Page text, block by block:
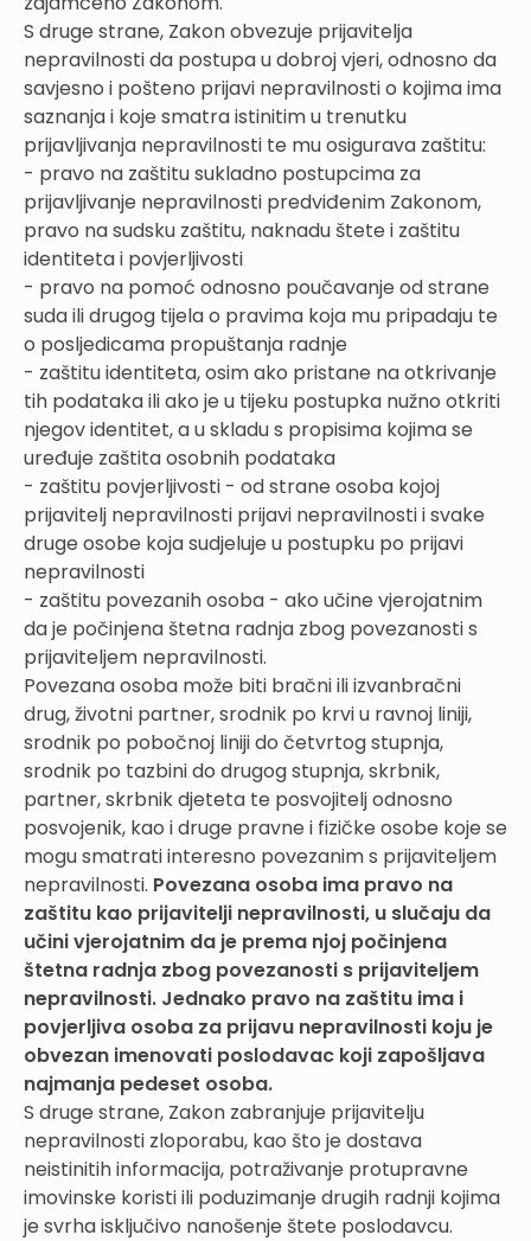
S druge strane, Zakon obvezuje prijavitelja
nepravilnosti da postupa u dobroj vjeri, odnosno da
savjesno i pošteno prijavi nepravilnosti o kojima ima
saznanja i koje smatra istinitim u trenutku
prijavljivanja nepravilnosti te mu osigurava zaštitu:
- pravo na zaštitu sukladno postupcima za
prijavljivanje nepravilnosti predviđenim Zakonom,
pravo na sudsku zaštitu, naknadu štete i zaštitu
identiteta i povjerljivosti
- pravo na pomoć odnosno poučavanje od strane
suda ili drugog tijela o pravima koja mu pripadaju te
o posljedicama propuštanja radnje
- zaštitu identiteta, osim ako pristane na otkrivanje
tih podataka ili ako je u tijeku postupka nužno otkriti
njegov identitet, a u skladu s propisima kojima se
uređuje zaštita osobnih podataka
- zaštitu povjerljivosti - od strane osoba kojoj
prijavitelj nepravilnosti prijavi nepravilnosti i svake
druge osobe koja sudjeluje u postupku po prijavi
nepravilnosti
- zaštitu povezanih osoba - ako učine vjerojatnim
da je počinjena štetna radnja zbog povezanosti s
prijaviteljem nepravilnosti.
Povezana osoba može biti bračni ili izvanbračni
drug, životni partner, srodnik po krvi u ravnoj liniji,
srodnik po pobočnoj liniji do četvrtog stupnja,
srodnik po tazbini do drugog stupnja, skrbnik,
partner, skrbnik djeteta te posvojitelj odnosno
posvojenik, kao i druge pravne i fizičke osobe koje se
mogu smatrati interesno povezanim s prijaviteljem
nepravilnosti. Povezana osoba ima pravo na
zaštitu kao prijavitelji nepravilnosti, u slučaju da
učini vjerojatnim da je prema njoj počinjena
štetna radnja zbog povezanosti s prijaviteljem
nepravilnosti. Jednako pravo na zaštitu ima i
povjerljiva osoba za prijavu nepravilnosti koju je
obvezan imenovati poslodavac koji zapošljava
najmanja pedeset osoba.
S druge strane, Zakon zabranjuje prijavitelju
nepravilnosti zloporabu, kao što je dostava
neistinitih informacija, potraživanje protupravne
imovinske koristi ili poduzimanje drugih radnji kojima
je svrha isključivo nanošenje štete poslodavcu.